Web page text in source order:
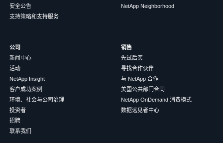
安全公告
支持策略和支持服务
NetApp Neighborhood
公司
新闻中心
活动
NetApp Insight
客户成功案例
环境、社会与公司治理
投资者
招聘
联系我们
销售
先试后买
寻找合作伙伴
与 NetApp 合作
美国公共部门合同
NetApp OnDemand 消费模式
数据远见者中心